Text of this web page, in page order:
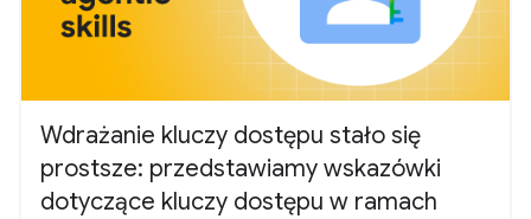
Wdrażanie kluczy dostępu stało się
prostsze: przedstawiamy wskazówki
dotyczące kluczy dostępu w ramach